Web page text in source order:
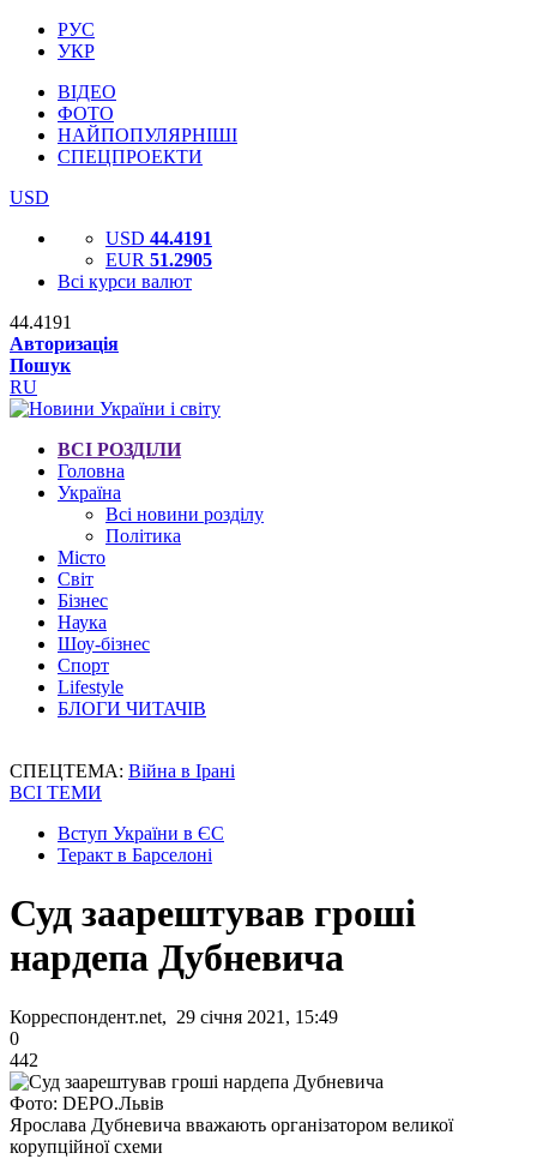
РУС
УКР
ВІДЕО
ФОТО
НАЙПОПУЛЯРНІШІ
СПЕЦПРОЕКТИ
USD
USD 44.4191
EUR 51.2905
Всі курси валют
44.4191
Авторизація
Пошук
RU
ВСІ РОЗДІЛИ
Головна
Україна
Всі новини розділу
Політика
Місто
Світ
Бізнес
Наука
Шоу-бізнес
Спорт
Lifestyle
БЛОГИ ЧИТАЧІВ
СПЕЦТЕМА: Війна в Ірані
ВСІ ТЕМИ
Вступ України в ЄС
Теракт в Барселоні
Суд заарештував гроші
нардепа Дубневича
Корреспондент.net, 29 січня 2021, 15:49
0
442
Фото: DEPO.Львів
Ярослава Дубневича вважають організатором великої
корупційної схеми